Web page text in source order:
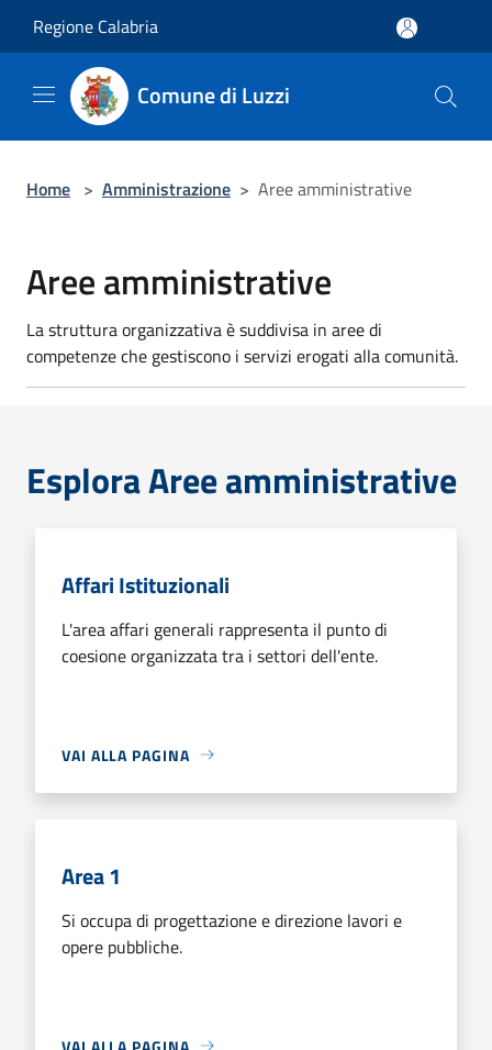
Regione Calabria
Comune di Luzzi
Home > Amministrazione > Aree amministrative
Aree amministrative
La struttura organizzativa è suddivisa in aree di
competenze che gestiscono i servizi erogati alla comunità.
Esplora Aree amministrative
Affari Istituzionali
L'area affari generali rappresenta il punto di
coesione organizzata tra i settori dell'ente.
VAI ALLA PAGINA
Area 1
Si occupa di progettazione e direzione lavori e
opere pubbliche.